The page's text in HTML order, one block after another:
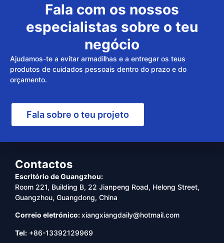
Fala com os nossos
especialistas sobre o teu
negócio
Ajudamos-te a evitar armadilhas e a entregar os teus
produtos de cuidados pessoais dentro do prazo e do
orçamento.
Fala sobre o teu projeto
Contactos
Escritório de Guangzhou:
Room 221, Building B, 22 Jianpeng Road, Helong Street,
Guangzhou, Guangdong, China
Correio eletrónico:xiangxiangdaily@hotmail.com
Tel: +86-13392129969